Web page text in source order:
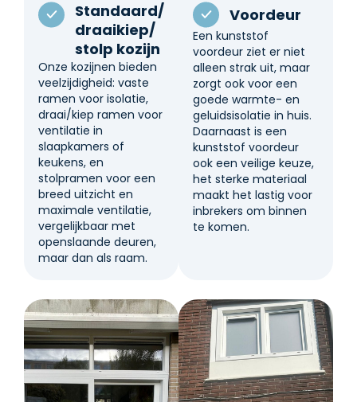
Standaard/
draaikiep/
stolp kozijn
Onze kozijnen bieden
veelzijdigheid: vaste
ramen voor isolatie,
draai/kiep ramen voor
ventilatie in
slaapkamers of
keukens, en
stolpramen voor een
breed uitzicht en
maximale ventilatie,
vergelijkbaar met
openslaande deuren,
maar dan als raam.
Voordeur
Een kunststof
voordeur ziet er niet
alleen strak uit, maar
zorgt ook voor een
goede warmte- en
geluidsisolatie in huis.
Daarnaast is een
kunststof voordeur
ook een veilige keuze,
het sterke materiaal
maakt het lastig voor
inbrekers om binnen
te komen.